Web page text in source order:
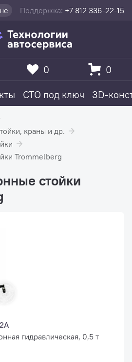
Поддержка: +7 812 336-22-15
СТО под ключ 3D-
0 0
краны и др.
Trommelberg
стойки
гидравлическая, 0,5 т